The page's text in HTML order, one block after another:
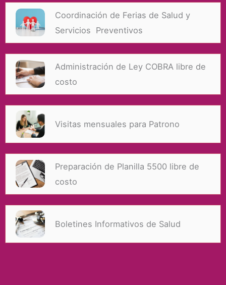
Coordinación de Ferias de Salud y
Servicios Preventivos
Administración de Ley COBRA libre de
costo
Visitas mensuales para Patrono
Preparación de Planilla 5500 libre de
costo
Boletines Informativos de Salud